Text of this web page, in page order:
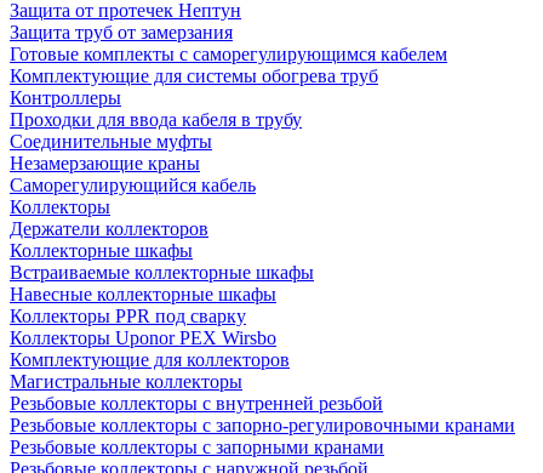
Защита от протечек Нептун
Защита труб от замерзания
Готовые комплекты с саморегулирующимся кабелем
Комплектующие для системы обогрева труб
Контроллеры
Проходки для ввода кабеля в трубу
Соединительные муфты
Незамерзающие краны
Саморегулирующийся кабель
Коллекторы
Держатели коллекторов
Коллекторные шкафы
Встраиваемые коллекторные шкафы
Навесные коллекторные шкафы
Коллекторы PPR под сварку
Коллекторы Uponor PEX Wirsbo
Комплектующие для коллекторов
Магистральные коллекторы
Резьбовые коллекторы с внутренней резьбой
Резьбовые коллекторы с запорно-регулировочными кранами
Резьбовые коллекторы с запорными кранами
Резьбовые коллекторы с наружной резьбой